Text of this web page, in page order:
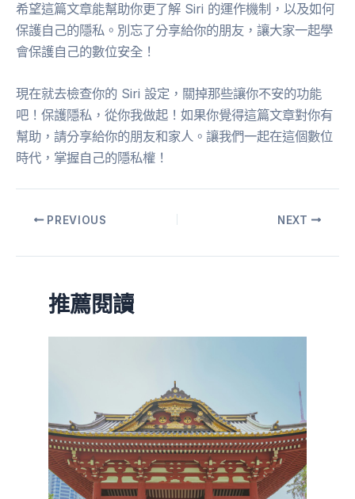
希望這篇文章能幫助你更了解 Siri 的運作機制，以及如何
保護自己的隱私。別忘了分享給你的朋友，讓大家一起學
會保護自己的數位安全！
現在就去檢查你的 Siri 設定，關掉那些讓你不安的功能
吧！保護隱私，從你我做起！如果你覺得這篇文章對你有
幫助，請分享給你的朋友和家人。讓我們一起在這個數位
時代，掌握自己的隱私權！
PREVIOUS NEXT
推薦閱讀